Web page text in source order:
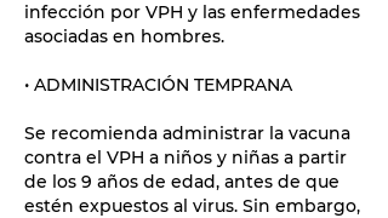
infección por VPH y las enfermedades
asociadas en hombres.
• ADMINISTRACIÓN TEMPRANA
Se recomienda administrar la vacuna
contra el VPH a niños y niñas a partir
de los 9 años de edad, antes de que
estén expuestos al virus. Sin embargo,